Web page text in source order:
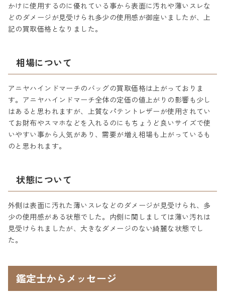
かけに使用するのに優れている事から表面に汚れや薄いスレな
どのダメージが見受けられ多少の使用感が御座いましたが、上
記の買取価格となりました。
相場について
アニヤハインドマーチのバッグの買取価格は上がっておりま
す。アニヤハインドマーチ全体の定価の値上がりの影響も少し
はあると思われますが、上質なパテントレザーが使用されてい
てお財布やスマホなどを入れるのにもちょうど良いサイズで使
いやすい事から人気があり、需要が増え相場も上がっているも
のと思われます。
状態について
外側は表面に汚れた薄いスレなどのダメージが見受けられ、多
少の使用感がある状態でした。内側に関しましては薄い汚れは
見受けられましたが、大きなダメージのない綺麗な状態でし
た。
鑑定士からメッセージ